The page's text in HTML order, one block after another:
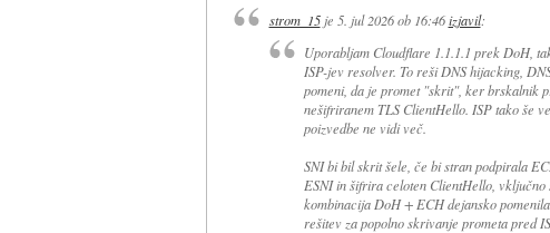
strom_15je 5. jul 2026 ob 16:46 izjavil:
Uporabljam Cloudflare 1.1.1.1 prek DoH,
ISP-jev resolver. To reši DNS hijacking,
pomeni, da je promet "skrit", ker brskalnik
nešifriranem TLS ClientHello. ISP tako še
poizvedbe ne vidi več.
SNI bi bil skrit šele, če bi stran podpirala
ESNI in šifrira celoten ClientHello,
kombinacija DoH + ECH dejansko
rešitev za popolno skrivanje prometa pred